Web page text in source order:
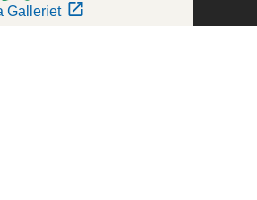
Galleriet